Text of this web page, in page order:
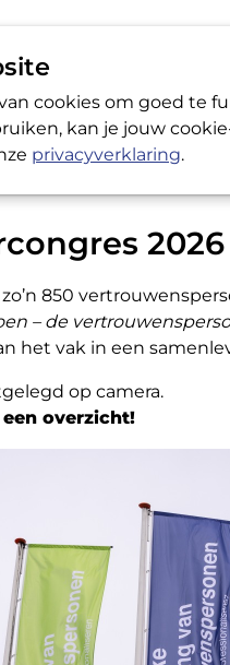
cookies om goed te
kan je jouw
privacyverklaring.
2026
850
– de
het vak in een
op camera.
overzicht!